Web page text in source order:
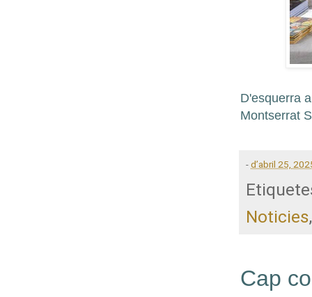
D'esquerra
Montserrat
-d’abril 25,
Noticies
Cap